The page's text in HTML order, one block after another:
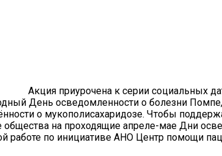
Акция приурочена к серии социальных
День осведомленности о болезни
о мукополисахаридозе. Чтобы
общества на проходящие апреле-мае Дни
работе по инициативе АНО Центр помощи